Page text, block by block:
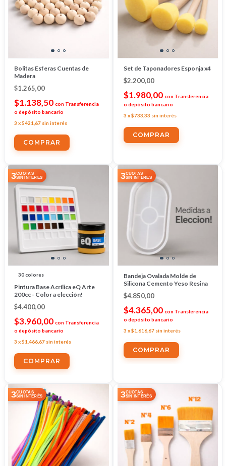
Bolitas Esferas Cuentas de
Madera
$1.265,00
$1.138,50 con Transferencia
o depósito bancario
3 x$421,67 sin interés
COMPRAR
Set de Taponadores Esponja x4
$2.200,00
$1.980,00 con Transferencia
o depósito bancario
3 x$733,33 sin interés
3CUOTAS
SIN INTERÉS
30 colores
Pintura Base Acrílica eQ Arte
200cc - Color a elección!
$4.400,00
$3.960,00 con Transferencia
o depósito bancario
3 x$1.466,67 sin interés
COMPRAR
3CUOTAS
SIN INTERÉS
Bandeja Ovalada Molde de
Silicona Cemento Yeso Resina
$4.850,00
$4.365,00 con Transferencia
o depósito bancario
3 x$1.616,67 sin interés
COMPRAR
3CUOTAS
SIN INTERÉS
3CUOTAS
SIN INTERÉS